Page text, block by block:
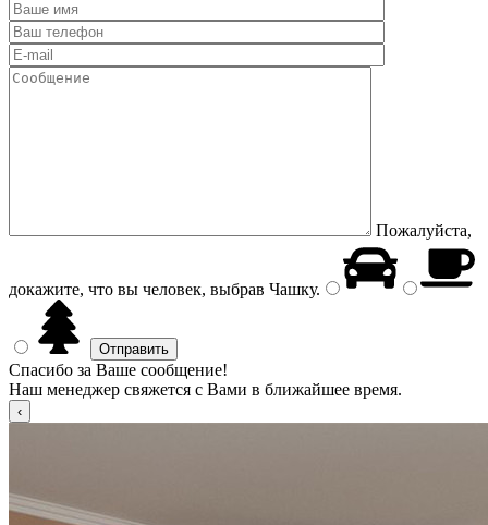
Пожалуйста,
докажите, что вы человек, выбрав Чашку.
Спасибо за Ваше сообщение!
Наш менеджер свяжется с Вами в ближайшее время.